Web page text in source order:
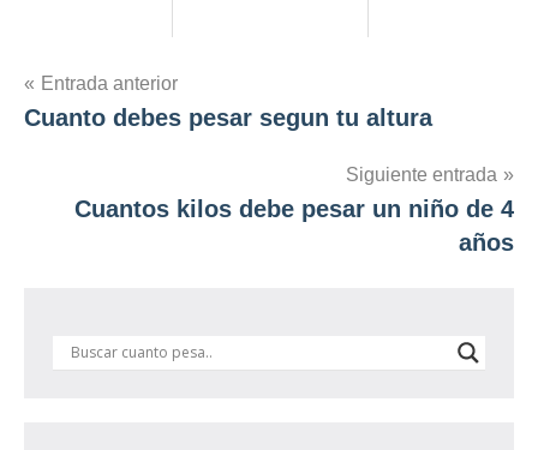
Navegación
de
Entrada anterior
Cuanto debes pesar segun tu altura
Siguiente entrada
Cuantos kilos debe pesar un niño de 4
años